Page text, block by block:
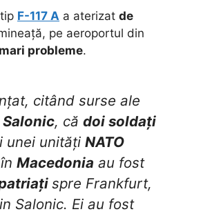
F-117 A a aterizat de
pe aeroportul din
mari probleme.
citând surse ale
Salonic, că doi soldați
unei unități NATO
Macedonia au fost
spre Frankfurt,
Salonic. Ei au fost